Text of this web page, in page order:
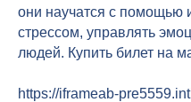
они научатся с помощью
стрессом, управлять
людей. Купить билет на
https://iframeab-